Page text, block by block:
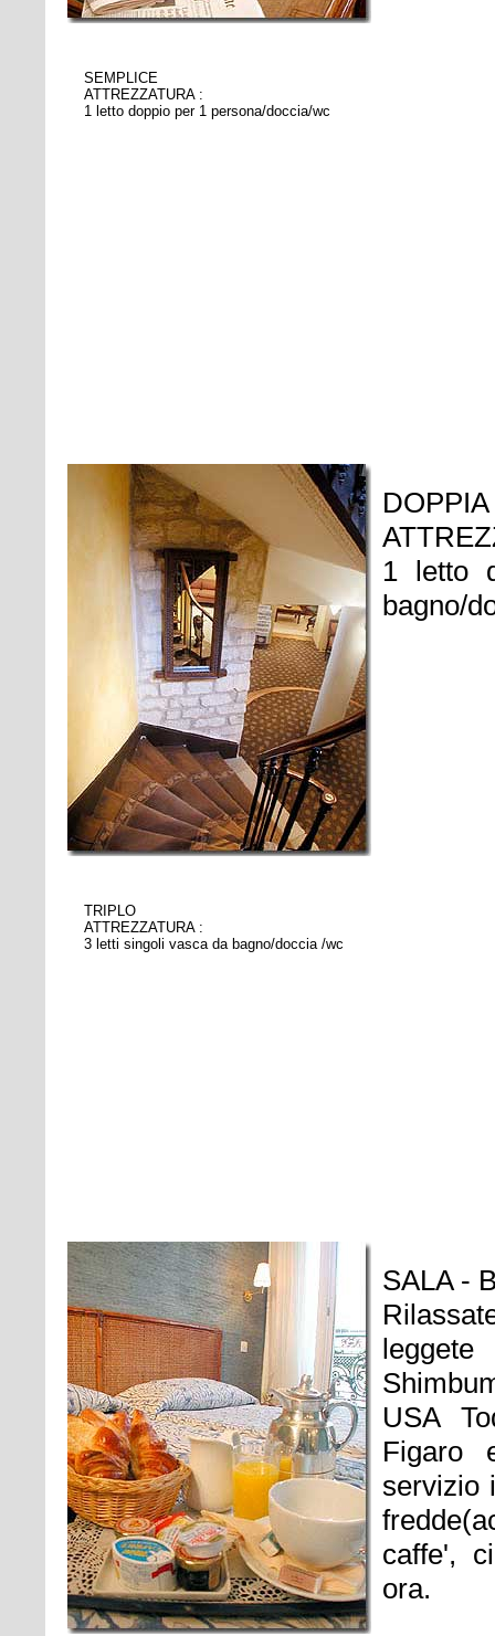
SEMPLICE
ATTREZZATURA :
1 letto doppio per 1 persona/doccia/wc
DOPPIA
1 letto
bagno/
TRIPLO
ATTREZZATURA :
3 letti singoli vasca da bagno/doccia /wc
SALA -
USA
Figaro
servizio
caffe',
ora.